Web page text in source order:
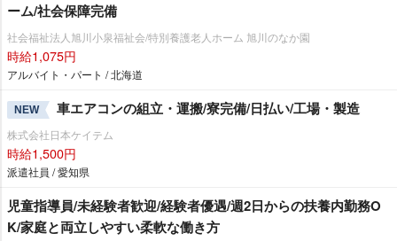
ーム/社会保障完備
社会福祉法人旭川小泉福祉会/特別養護老人ホーム 旭川のなか園
時給1,075円
アルバイト・パート / 北海道
NEW 車エアコンの組立・運搬/寮完備/日払い/工場・製造
株式会社日本ケイテム
時給1,500円
派遣社員 / 愛知県
児童指導員/未経験者歓迎/経験者優遇/週2日からの扶養内勤務O
K/家庭と両立しやすい柔軟な働き方